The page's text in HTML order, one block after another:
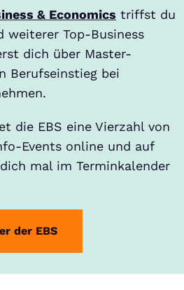
& Economics triffst du
weiterer Top-Business
dich über Master-
Berufseinstieg bei
die EBS eine Vierzahl von
Events online und auf
mal im Terminkalender
der EBS